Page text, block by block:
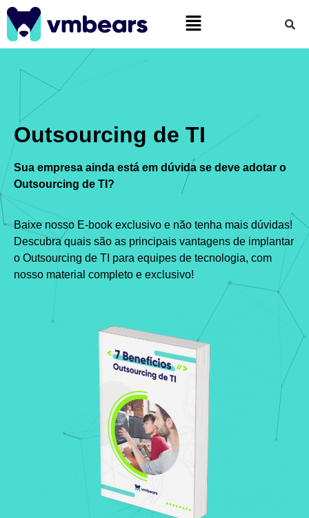
Outsourcing de TI
Sua empresa ainda está em dúvida se deve adotar o
Outsourcing de TI?
Baixe nosso E-book exclusivo e não tenha mais dúvidas!
Descubra quais são as principais vantagens de implantar
o Outsourcing de TI para equipes de tecnologia, com
nosso material completo e exclusivo!